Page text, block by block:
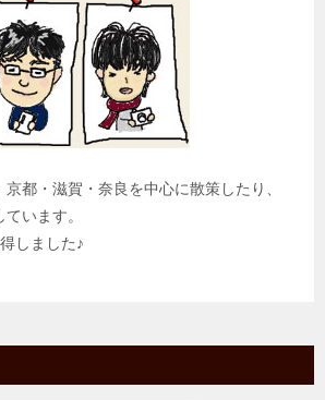
都・滋賀・奈良を中心に散策したり、
います。
しました♪